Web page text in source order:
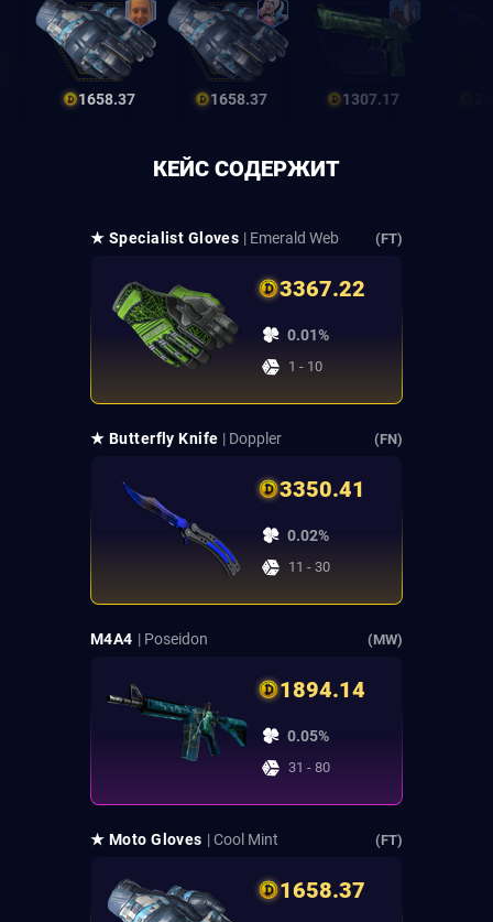
1658.37 1658.37 1307.17
КЕЙС СОДЕРЖИТ
★ Specialist Gloves | Emerald Web (FT)
3367.22
0.01%
1 - 10
★ Butterfly Knife | Doppler (FN)
3350.41
0.02%
11 - 30
M4A4 | Poseidon (MW)
1894.14
0.05%
31 - 80
★ Moto Gloves | Cool Mint (FT)
1658.37